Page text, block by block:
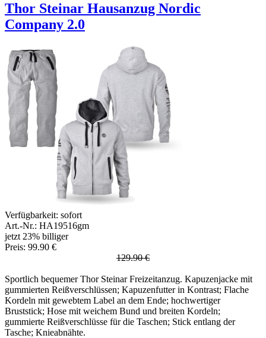
Thor Steinar Hausanzug Nordic
Company 2.0
Verfügbarkeit: sofort
Art.-Nr.: HA19516gm
jetzt 23% billiger
Preis: 99.90 €
129.90 €
Sportlich bequemer Thor Steinar Freizeitanzug. Kapuzenjacke mit
gummierten Reißverschlüssen; Kapuzenfutter in Kontrast; Flache
Kordeln mit gewebtem Label an dem Ende; hochwertiger
Bruststick; Hose mit weichem Bund und breiten Kordeln;
gummierte Reißverschlüsse für die Taschen; Stick entlang der
Tasche; Knieabnähte.